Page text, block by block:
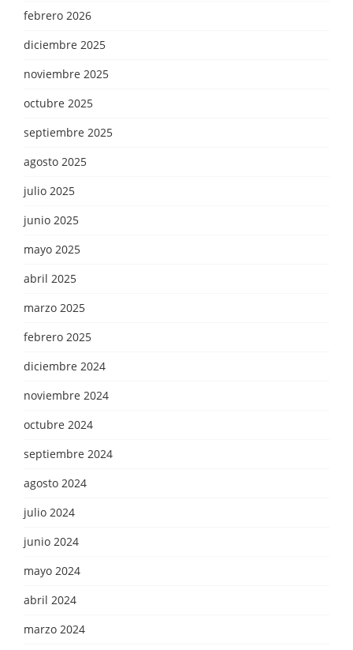
febrero 2026
diciembre 2025
noviembre 2025
octubre 2025
septiembre 2025
agosto 2025
julio 2025
junio 2025
mayo 2025
abril 2025
marzo 2025
febrero 2025
diciembre 2024
noviembre 2024
octubre 2024
septiembre 2024
agosto 2024
julio 2024
junio 2024
mayo 2024
abril 2024
marzo 2024